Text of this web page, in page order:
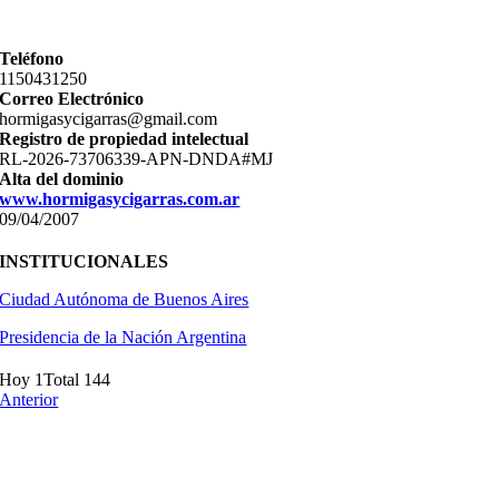
Teléfono
11­50431250
Correo Electrónico
hormigasycigarras@gmail.com
Registro de propiedad intelectual
RL-2026-73706339-APN-DNDA#MJ
Alta del dominio
www.hormigasycigarras.com.ar
09/04/2007
INSTITUCIONALES
Ciudad Autónoma de Buenos Aires
Presidencia de la Nación Argentina
Hoy 1Total 144
Anterior